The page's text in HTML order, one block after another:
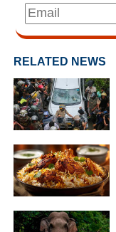
RELATED NEWS